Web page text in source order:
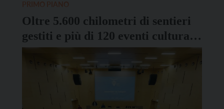
Oltre 5.600 chilometri di sentieri
gestiti e più di 120 eventi culturali:
le attività della SAT